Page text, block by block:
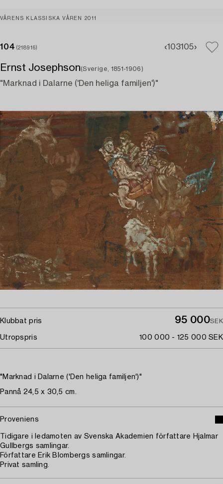
VÅRENS KLASSISKA VÅREN 2011
104 (218916) 103105
Ernst Josephson(Sverige, 1851-1906)
"Marknad i Dalarne ('Den heliga familjen')"
Klubbat pris 95 000SEK
Utropspris 100 000 - 125 000 SEK
"Marknad i Dalarne ('Den heliga familjen')"
Pannå 24,5 x 30,5 cm.
Proveniens
Tidigare i ledamoten av Svenska Akademien författare Hjalmar
Gullbergs samlingar.
Författare Erik Blombergs samlingar.
Privat samling.